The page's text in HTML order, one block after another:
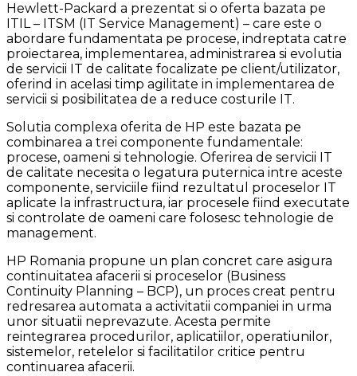
Hewlett-Packard a prezentat si o oferta bazata pe
ITIL – ITSM (IT Service Management) – care este o
abordare fundamentata pe procese, indreptata catre
proiectarea, implementarea, administrarea si evolutia
de servicii IT de calitate focalizate pe client/utilizator,
oferind in acelasi timp agilitate in implementarea de
servicii si posibilitatea de a reduce costurile IT.
Solutia complexa oferita de HP este bazata pe
combinarea a trei componente fundamentale:
procese, oameni si tehnologie. Oferirea de servicii IT
de calitate necesita o legatura puternica intre aceste
componente, serviciile fiind rezultatul proceselor IT
aplicate la infrastructura, iar procesele fiind executate
si controlate de oameni care folosesc tehnologie de
management.
HP Romania propune un plan concret care asigura
continuitatea afacerii si proceselor (Business
Continuity Planning – BCP), un proces creat pentru
redresarea automata a activitatii companiei in urma
unor situatii neprevazute. Acesta permite
reintegrarea procedurilor, aplicatiilor, operatiunilor,
sistemelor, retelelor si facilitatilor critice pentru
continuarea afacerii.